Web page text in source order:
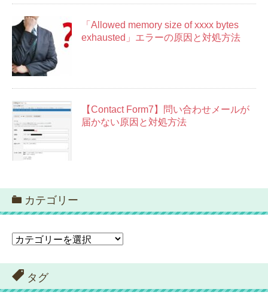
「Allowed memory size of xxxx bytes
exhausted」エラーの原因と対処方法
【Contact Form7】問い合わせメールが
届かない原因と対処方法
カテゴリー
カ
ゴ
リ
ー
タグ